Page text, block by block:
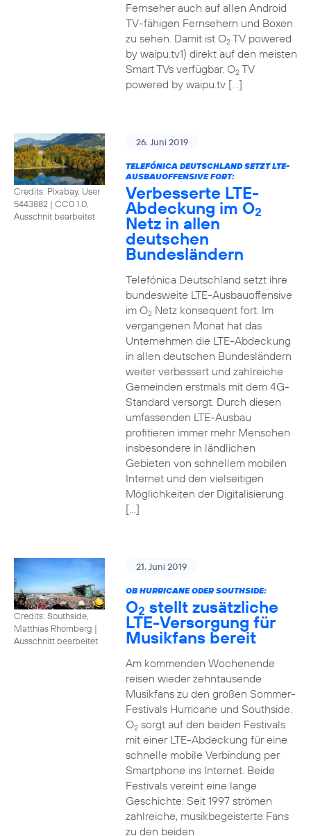
Fernseher auch auf allen Android
TV-fähigen Fernsehern und Boxen
zu sehen. Damit ist O2TV powered
by waipu.tv1) direkt auf den meisten
Smart TVs verfügbar. O2TV
powered by waipu.tv […]
Credits: Pixabay, User
5443882 | CC0 1.0,
Ausschnit bearbeitet
26. Juni 2019
TELEFÓNICA DEUTSCHLAND SETZT LTE-
AUSBAUOFFENSIVE FORT:
Verbesserte LTE-
Abdeckung im O2
Netz in allen
deutschen
Bundesländern
Telefónica Deutschland setzt ihre
bundesweite LTE-Ausbauoffensive
im O2Netz konsequent fort. Im
vergangenen Monat hat das
Unternehmen die LTE-Abdeckung
in allen deutschen Bundesländern
weiter verbessert und zahlreiche
Gemeinden erstmals mit dem 4G-
Standard versorgt. Durch diesen
umfassenden LTE-Ausbau
profitieren immer mehr Menschen
insbesondere in ländlichen
Gebieten von schnellem mobilen
Internet und den vielseitigen
Möglichkeiten der Digitalisierung.
[…]
Credits: Southside,
Matthias Rhomberg |
Ausschnitt bearbeitet
21. Juni 2019
OB HURRICANE ODER SOUTHSIDE:
O2 stellt zusätzliche
LTE-Versorgung für
Musikfans bereit
Am kommenden Wochenende
reisen wieder zehntausende
Musikfans zu den großen Sommer-
Festivals Hurricane und Southside.
O2sorgt auf den beiden Festivals
mit einer LTE-Abdeckung für eine
schnelle mobile Verbindung per
Smartphone ins Internet. Beide
Festivals vereint eine lange
Geschichte: Seit 1997 strömen
zahlreiche, musikbegeisterte Fans
zu den beiden